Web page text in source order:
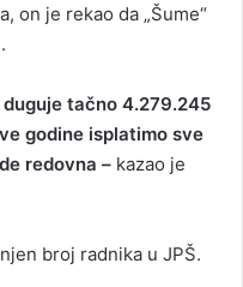
on je rekao da „Šume“
tačno 4.279.245
godine isplatimo sve
redovna – kazao je
broj radnika u JPŠ.